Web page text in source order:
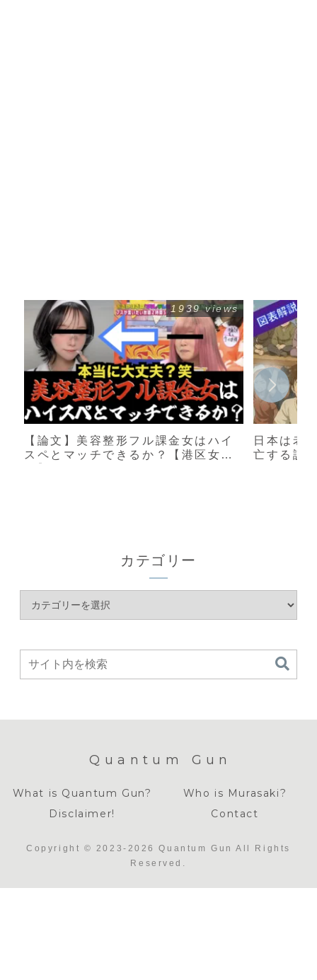
【論文】美容整形フル課金女はハイ
スペとマッチできるか？【港区女
1939 views
日本は老
亡する説
カテゴリー
Quantum Gun
What is Quantum Gun?
Who is Murasaki?
Disclaimer!
Contact
Copyright © 2023-2026 Quantum Gun All Rights
Reserved.